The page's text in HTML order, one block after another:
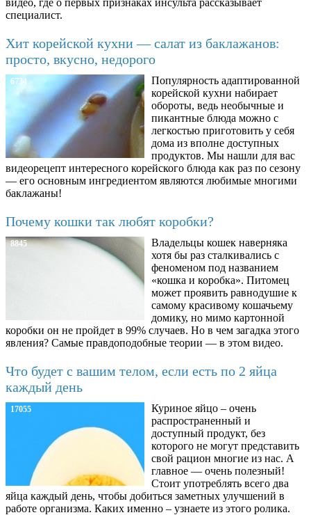
специалист.
Хит корейской кухни — салат из баклажанов:
просто, вкусно, недорого
6734
Популярность адаптированной
корейской кухни набирает
обороты, ведь необычные и
пикантные блюда можно с
легкостью приготовить у себя
дома из вполне доступных
продуктов. Мы нашли для вас
видеорецепт интересного корейского блюда как раз по сезону
— его основным ингредиентом являются любимые многими
баклажаны!
Почему кошки так любят коробки?
8845
Владельцы кошек наверняка
хотя бы раз сталкивались с
феноменом под названием
«кошка и коробка». Питомец
может проявить равнодушие к
самому красивому кошачьему
домику, но мимо картонной
коробки он не пройдет в 99% случаев. Но в чем загадка этого
явления? Самые правдоподобные теории — в этом видео.
Что будет с вашим телом, если есть по 2 яйца
каждый день
17055
Куриное яйцо – очень
распространенный и
доступный продукт, без
которого не могут представить
свой рацион многие из нас. А
главное — очень полезный!
Стоит употреблять всего два
яйца каждый день, чтобы добиться заметных улучшений в
работе организма. Каких именно – узнаете из этого ролика.